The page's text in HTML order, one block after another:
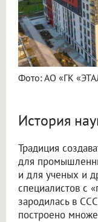
Фото: АО «ГК
История
Традиция
для
и для ученых и
специалистов с
зародилась в
построено